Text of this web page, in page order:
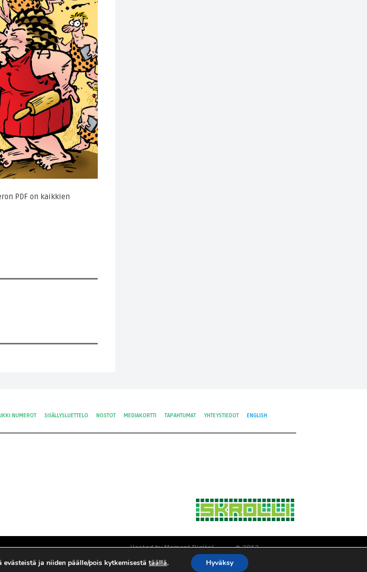
PDF on kaikkien
NUMEROT SISÄLLYSLUETTELO NOSTOT MEDIAKORTTI TAPAHTUMAT YHTEYSTIEDOT ENGLISH
Hosted by Moment Digital
Yksityisyys ja evästeet
Tietosuojaseloste
© 2012-
2026 Skrolli
ja niiden päälle/pois kytkemisestätäällä. Hyväksy